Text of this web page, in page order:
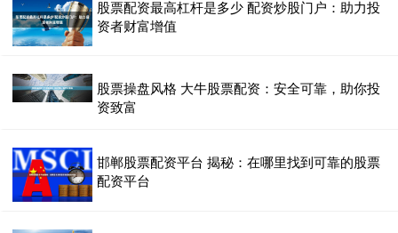
股票配资最高杠杆是多少 配资炒股门户：助力投
资者财富增值
股票操盘风格 大牛股票配资：安全可靠，助你投
资致富
邯郸股票配资平台 揭秘：在哪里找到可靠的股票
配资平台